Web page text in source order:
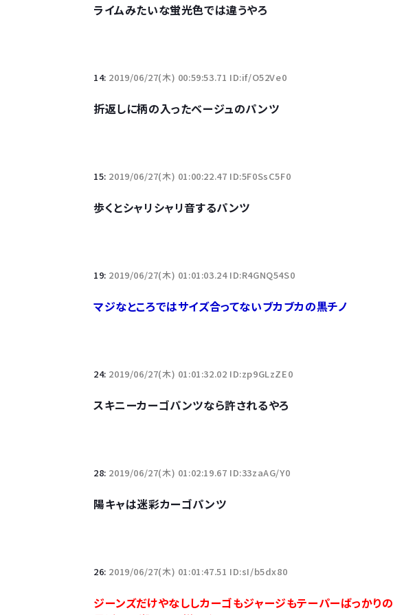
ライムみたいな蛍光色では違うやろ
14: 2019/06/27(木) 00:59:53.71 ID:if/O52Ve0
折返しに柄の入ったベージュのパンツ
15: 2019/06/27(木) 01:00:22.47 ID:5F0SsC5F0
歩くとシャリシャリ音するパンツ
19: 2019/06/27(木) 01:01:03.24 ID:R4GNQ54S0
マジなところではサイズ合ってないブカブカの黒チノ
24: 2019/06/27(木) 01:01:32.02 ID:zp9GLzZE0
スキニーカーゴパンツなら許されるやろ
28: 2019/06/27(木) 01:02:19.67 ID:33zaAG/Y0
陽キャは迷彩カーゴパンツ
26: 2019/06/27(木) 01:01:47.51 ID:sI/b5dx80
ジーンズだけやなししカーゴもジャージもテーパーばっかりの